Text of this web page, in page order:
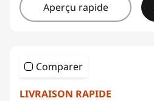
Aperçu rapide
Comparer
LIVRAISON RAPIDE